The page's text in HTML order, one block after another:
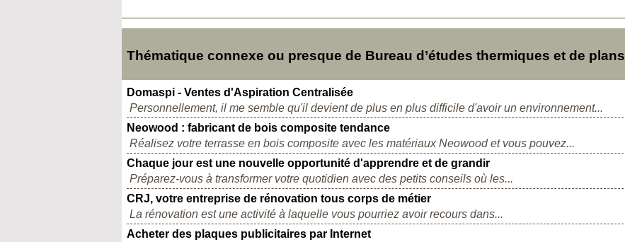
Thématique connexe ou presque de Bureau d’études thermiques et de plans
Domaspi - Ventes d'Aspiration Centralisée
Personnellement, il me semble qu'il devient de plus en plus difficile d'avoir un environnement...
Neowood : fabricant de bois composite tendance
Réalisez votre terrasse en bois composite avec les matériaux Neowood et vous pouvez...
Chaque jour est une nouvelle opportunité d'apprendre et de grandir
Préparez-vous à transformer votre quotidien avec des petits conseils où les...
CRJ, votre entreprise de rénovation tous corps de métier
La rénovation est une activité à laquelle vous pourriez avoir recours dans...
Acheter des plaques publicitaires par Internet